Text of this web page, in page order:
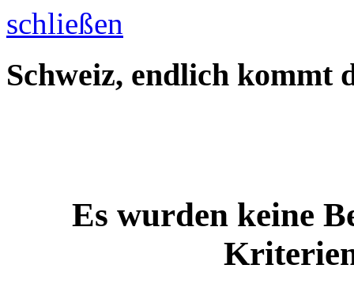
schließen
Schweiz, endlich kommt
Es wurden keine